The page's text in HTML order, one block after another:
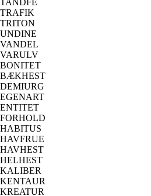
TRAFIK
TRITON
UNDINE
VANDEL
VARULV
BONITET
BÆKHEST
DEMIURG
EGENART
ENTITET
FORHOLD
HABITUS
HAVFRUE
HAVHEST
HELHEST
KALIBER
KENTAUR
KREATUR